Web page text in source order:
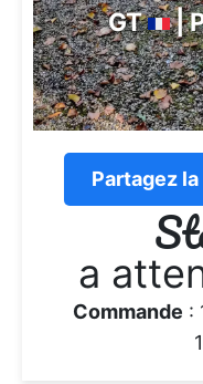
GT
|
Partagez
a
Commande :